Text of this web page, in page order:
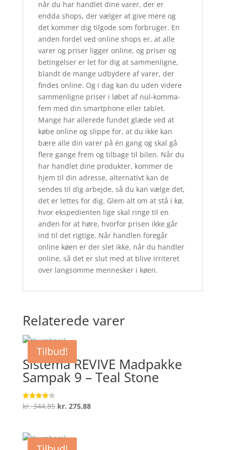
når du har handlet dine varer, der er
endda shops, der vælger at give mere og
det kommer dig tilgode som forbruger. En
anden fordel ved online shops er, at alle
varer og priser ligger online, og priser og
betingelser er let for dig at sammenligne,
blandt de mange udbydere af varer, der
findes online. Og i dag kan du uden videre
sammenligne priser i løbet af nul-komma-
fem med din smartphone eller tablet.
Mange har allerede fundet glæde ved at
købe online og slippe for, at du ikke kan
bære alle din varer på én gang og skal gå
flere gange frem og tilbage til bilen. Når du
har handlet dine produkter, kommer de
hjem til din adresse, alternativt kan de
sendes til dig arbejde, så du kan vælge det,
det er lettes for dig. Glem alt om at stå i kø,
hvor ekspedienten lige skal ringe til en
anden for at høre, hvorfor prisen ikke går
ind til det rigtige. Når handlen foregår
online køen er der slet ikke, når du handler
online, så det er slut med at blive irriteret
over langsomme mennesker i køen.
Relaterede varer
Tilbud!
Sistema REVIVE Madpakke
Sampak 9 – Teal Stone
Vurderet
4.2
kr.344,85 Den
var:
kr. 275,88Den